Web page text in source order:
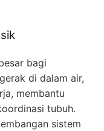
bagi
di dalam air,
membantu
tubuh.
sistem